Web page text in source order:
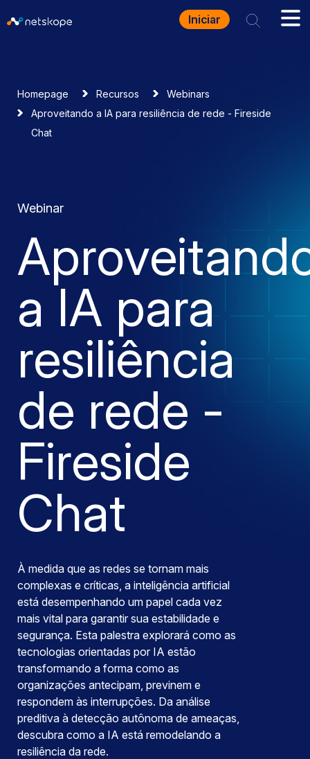
Iniciar
Homepage Recursos
Webinars
Aproveitando a IA para resiliência de rede - Fireside
Chat
Webinar
a IA para
resiliência
de rede -
Fireside
Chat
À medida que as redes se tornam mais
complexas e críticas, a inteligência artificial
está desempenhando um papel cada vez
mais vital para garantir sua estabilidade e
segurança. Esta palestra explorará como as
tecnologias orientadas por IA estão
transformando a forma como as
organizações antecipam, previnem e
respondem às interrupções. Da análise
preditiva à detecção autônoma de ameaças,
descubra como a IA está remodelando a
resiliência da rede.